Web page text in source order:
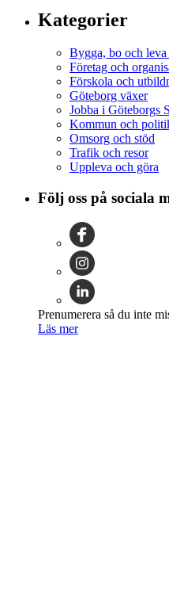
Kategorier
Bygga, bo och
Företag och
Förskola och
Göteborg växer
Jobba i Göteborgs
Kommun och
Omsorg och stöd
Trafik och resor
Uppleva och göra
Följ oss på sociala
Prenumerera så du inte
Läs mer